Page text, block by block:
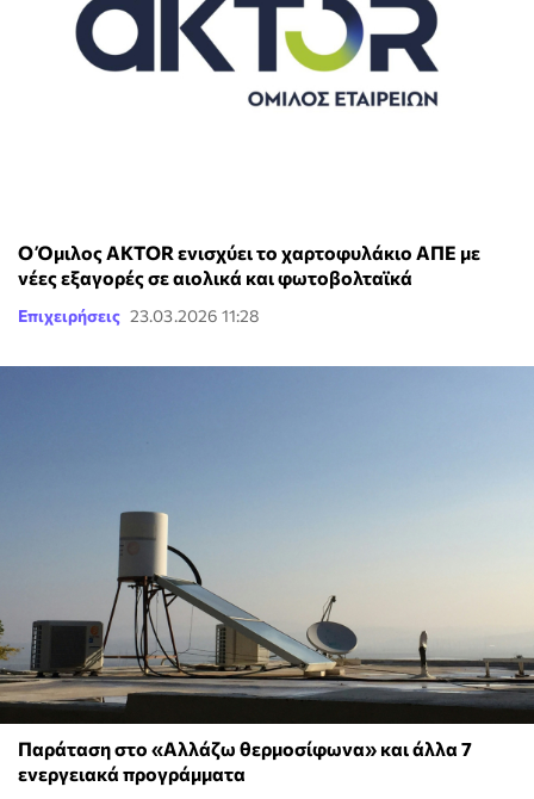
Ο Όμιλος AKTOR ενισχύει το χαρτοφυλάκιο ΑΠΕ με
νέες εξαγορές σε αιολικά και φωτοβολταϊκά
Επιχειρήσεις 23.03.2026 11:28
Παράταση στο «Αλλάζω θερμοσίφωνα» και άλλα 7
ενεργειακά προγράμματα